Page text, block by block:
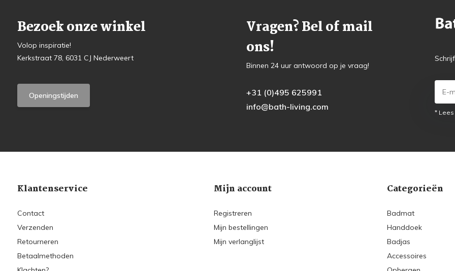
Bezoek onze winkel
Volop inspiratie!
Kerkstraat 78, 6031 CJ Nederweert
Openingstijden
Vragen? Bel of mail
ons!
Binnen 24 uur antwoord op je vraag!
+31 (0)495 625991
info@bath-living.com
*
Klantenservice
Contact
Verzenden
Retourneren
Betaalmethoden
Mijn account
Registreren
Mijn bestellingen
Mijn verlanglijst
Categorieën
Badmat
Handdoek
Badjas
Accessoires